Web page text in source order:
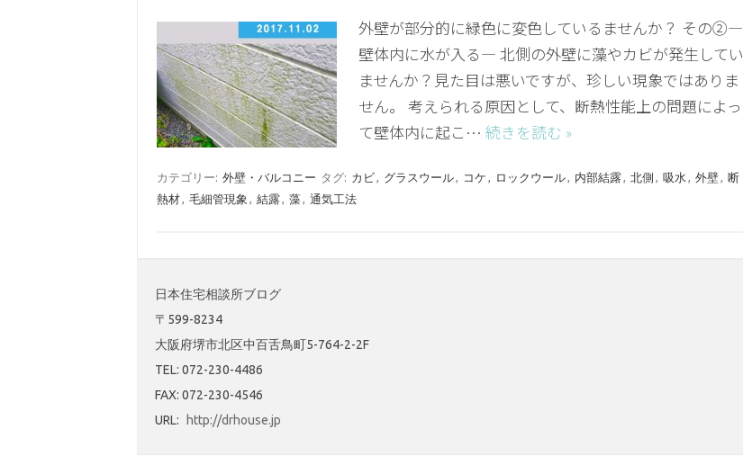
外壁が部分的に緑色に変色しているませんか？ その②―
壁体内に水が入る― 北側の外壁に藻やカビが発生してい
ませんか？見た目は悪いですが、珍しい現象ではありま
せん。 考えられる原因として、断熱性能上の問題によっ
て壁体内に起こ… 続きを読む »
カテゴリー: 外壁・バルコニー タグ: カビ, グラスウール, コケ , ロックウール, 内部結露, 北側 , 吸水 , 外壁, 断
熱材, 毛細管現象 , 結露, 藻, 通気工法
日本住宅相談所ブログ
〒599-8234
大阪府堺市北区中百舌鳥町5-764-2-2F
TEL: 072-230-4486
FAX: 072-230-4546
URL:
http://drhouse.jp